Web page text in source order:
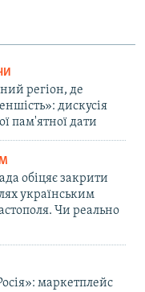
регіон, де
дискусія
пам'ятної дати
обіцяє закрити
українським
Чи реально
маркетплейс